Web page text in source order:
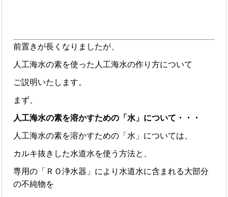
前置きが長くなりましたが、
人工海水の素を使った人工海水の作り方について
ご説明いたします。
まず、
人工海水の素を溶かすための「水」について・・・
人工海水の素を溶かすための「水」については、
カルキ抜きした水道水を使う方法と、
専用の「ＲＯ浄水器」により水道水に含まれる大部分
の不純物を